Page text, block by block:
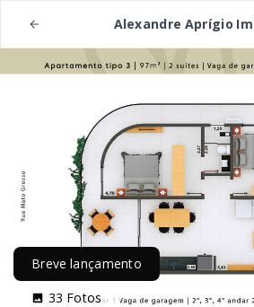
Alexandre Aprígio
Breve lançamento
33 Fotos